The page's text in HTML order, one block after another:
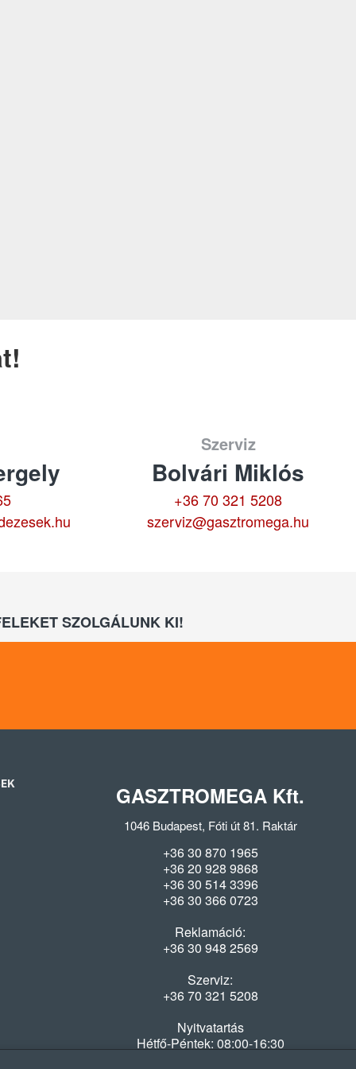
Szerviz
Bolvári Miklós
+36 70 321 5208
szerviz@gasztromega.hu
SZOLGÁLUNK KI!
GASZTROMEGA Kft.
1046 Budapest, Fóti út 81. Raktár
+36 30 870 1965
+36 20 928 9868
+36 30 514 3396
+36 30 366 0723
Reklamáció:
+36 30 948 2569
Szerviz:
+36 70 321 5208
Nyitvatartás
Hétfő-Péntek: 08:00-16:30